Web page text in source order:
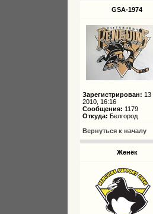
GSA-1974
Зарегистрирован: 13
2010, 16:16
Сообщения: 1179
Откуда: Белгород
Вернуться к началу
Женёк